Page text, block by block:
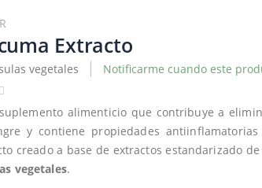
Extracto
vegetales Notificarme cuando este
alimenticio que contribuye a
y contiene propiedades
creado a base de extractos estandarizado
vegetales.